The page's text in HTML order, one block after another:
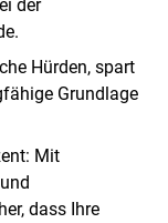
der
Hürden, spart
Grundlage
Mit
dass Ihre